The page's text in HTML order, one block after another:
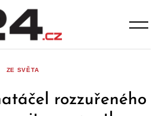
ZE SVĚTA
rozzuřeného